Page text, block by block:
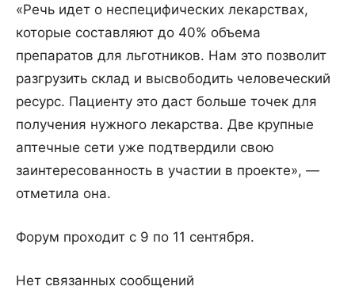
«Речь идет о неспецифических лекарствах,
которые составляют до 40% объема
препаратов для льготников. Нам это позволит
разгрузить склад и высвободить человеческий
ресурс. Пациенту это даст больше точек для
получения нужного лекарства. Две крупные
аптечные сети уже подтвердили свою
заинтересованность в участии в проекте», —
отметила она.
Форум проходит с 9 по 11 сентября.
Нет связанных сообщений